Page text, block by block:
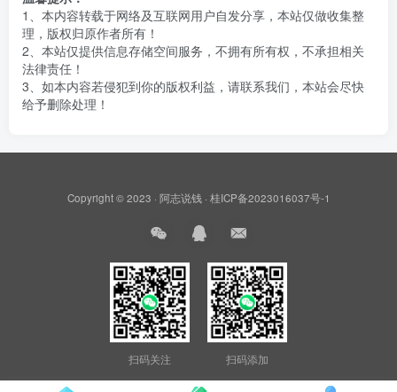
1、本内容转载于网络及互联网用户自发分享，本站仅做收集整
理，版权归原作者所有！
2、本站仅提供信息存储空间服务，不拥有所有权，不承担相关
法律责任！
3、如本内容若侵犯到你的版权利益，请联系我们，本站会尽快
给予删除处理！
Copyright © 2023 · 阿志说钱 · 桂ICP备2023016037号-1
扫码关注 扫码添加